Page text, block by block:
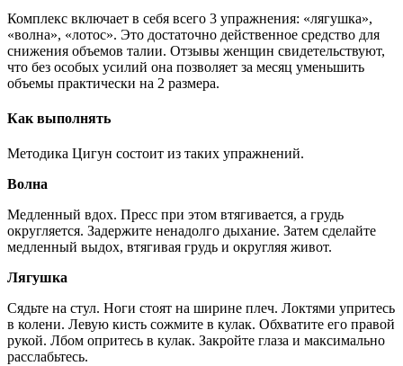
Комплекс включает в себя всего 3 упражнения: «лягушка»,
«волна», «лотос». Это достаточно действенное средство для
снижения объемов талии. Отзывы женщин свидетельствуют,
что без особых усилий она позволяет за месяц уменьшить
объемы практически на 2 размера.
Как выполнять
Методика Цигун состоит из таких упражнений.
Волна
Медленный вдох. Пресс при этом втягивается, а грудь
округляется. Задержите ненадолго дыхание. Затем сделайте
медленный выдох, втягивая грудь и округляя живот.
Лягушка
Сядьте на стул. Ноги стоят на ширине плеч. Локтями упритесь
в колени. Левую кисть сожмите в кулак. Обхватите его правой
рукой. Лбом опритесь в кулак. Закройте глаза и максимально
расслабьтесь.